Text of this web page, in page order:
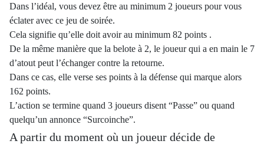
Dans l’idéal, vous devez être au minimum 2 joueurs pour vous
éclater avec ce jeu de soirée.
Cela signifie qu’elle doit avoir au minimum 82 points .
De la même manière que la belote à 2, le joueur qui a en main le 7
d’atout peut l’échanger contre la retourne.
Dans ce cas, elle verse ses points à la défense qui marque alors
162 points.
L’action se termine quand 3 joueurs disent “Passe” ou quand
quelqu’un annonce “Surcoinche”.
A partir du moment où un joueur décide de